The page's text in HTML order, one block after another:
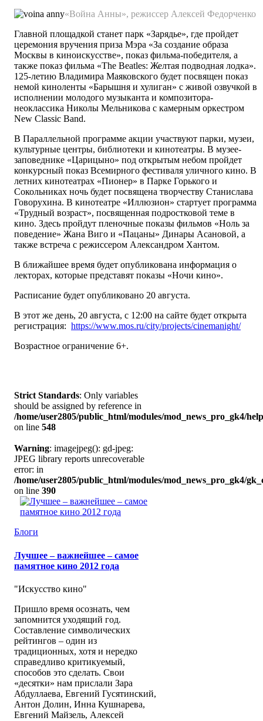
«Война Анны», режиссер Алексей Федорченко
Главной площадкой станет парк «Зарядье», где пройдет
церемония вручения приза Мэра «За создание образа
Москвы в киноискусстве», показ фильма-победителя, а
также показ фильма «The Beatles: Желтая подводная лодка».
125-летию Владимира Маяковского будет посвящен показ
немой киноленты «Барышня и хулиган» с живой озвучкой в
исполнении молодого музыканта и композитора-
неоклассика Николы Мельникова с камерным оркестром
New Classic Band.
В Параллельной программе акции участвуют парки, музеи,
культурные центры, библиотеки и кинотеатры. В музее-
заповеднике «Царицыно» под открытым небом пройдет
конкурсный показ Всемирного фестиваля уличного кино. В
летних кинотеатрах «Пионер» в Парке Горького и
Сокольниках ночь будет посвящена творчеству Станислава
Говорухина. В кинотеатре «Иллюзион» стартует программа
«Трудный возраст», посвященная подростковой теме в
кино. Здесь пройдут пленочные показы фильмов «Ноль за
поведение» Жана Виго и «Пацаны» Динары Асановой, а
также встреча с режиссером Александром Хантом.
В ближайшее время будет опубликована информация о
лекторах, которые представят показы «Ночи кино».
Расписание будет опубликовано 20 августа.
В этот же день, 20 августа, с 12:00 на сайте будет открыта
регистрация: https://www.mos.ru/city/projects/cinemanight/
Возрастное ограничение 6+.
Strict Standards: Only variables
should be assigned by reference in
/home/user2805/public_html/modules/mod_news_pro_gk4/
on line 548
Warning: imagejpeg(): gd-jpeg:
JPEG library reports unrecoverable
error: in
/home/user2805/public_html/modules/mod_news_pro_gk4/
on line 390
Блоги
Лучшее – важнейшее – самое
памятное кино 2012 года
"Искусство кино"
Пришло время осознать, чем
запомнится уходящий год.
Составление символических
рейтингов – один из
традиционных, хотя и нередко
справедливо критикуемый,
способов это сделать. Свои
«десятки» нам прислали Зара
Абдуллаева, Евгений Гусятинский,
Антон Долин, Инна Кушнарева,
Евгений Майзель, Алексей